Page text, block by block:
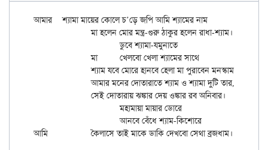
আমার	শ্যামা মায়ের কোলে চ’ড়ে জপি আমি শ্যামের নাম
		মা হলেন মোর মন্ত্র-গুরু ঠাকুর হলেন রাধা-শ্যাম।।
			ডুবে শ্যামা-যমুনাতে
		মা 	খেলবো খেলা শ্যামের সাথে
		শ্যাম যবে মোরে হানবে হেলা মা পুরাবেন মনস্কাম।।
		আমার মনের দোতারাতে শ্যাম ও শ্যামা দুটি তার,
			মহামায়া মায়ার ডোরে
			আনবে বেঁধে শ্যাম-কিশোরে